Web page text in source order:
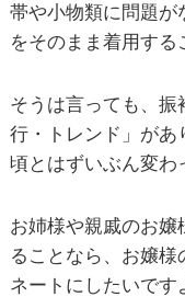
帯や小物類に問題が
をそのまま着用する
そうは言っても、
行・トレンド」があ
頃とはずいぶん変わ
お姉様や親戚のお嬢
ることなら、お嬢様
ネートにしたいです